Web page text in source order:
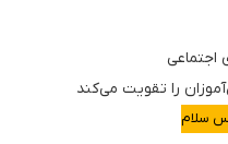
اجتماعی
را تقویت می‌کند
سلام